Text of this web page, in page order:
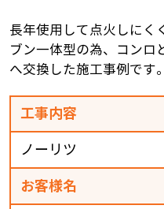
長年使用して点火しにく
ブン一体型の為、コンロ
へ交換した施工事例です。
工事内容
ノーリツ
お客様名